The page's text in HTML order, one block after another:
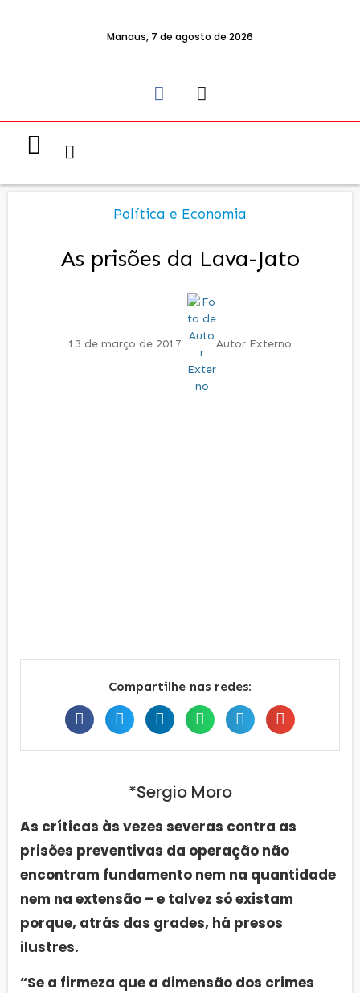
Manaus, 7 de agosto de 2026
Política e Economia
As prisões da Lava-Jato
13 de março de 2017 Autor Externo
Compartilhe nas redes:
*Sergio Moro
As críticas às vezes severas contra as
prisões preventivas da operação não
encontram fundamento nem na quantidade
nem na extensão – e talvez só existam
porque, atrás das grades, há presos
ilustres.
“Se a firmeza que a dimensão dos crimes